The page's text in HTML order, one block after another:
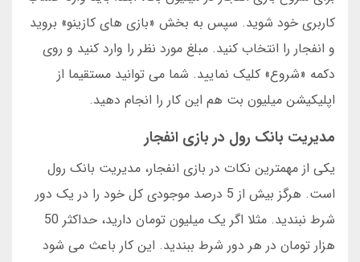
کاربری خود شوید. سپس به بخش «بازی های کازینو» بروید
و انفجار را انتخاب کنید. مبلغ مورد نظر را وارد کنید و روی
دکمه «شروع» کلیک نمایید. شما می توانید مستقیما از
اپلیکیشن میلیون بت هم این کار را انجام دهید.
مدیریت بانک رول در بازی انفجار
یکی از مهمترین نکات در بازی انفجار، مدیریت بانک رول
است. هرگز بیش از 5 درصد موجودی کل خود را در یک دور
شرط نبندید. مثلا اگر یک میلیون تومان دارید، حداکثر 50
هزار تومان در هر دور شرط ببندید. این کار باعث می شود